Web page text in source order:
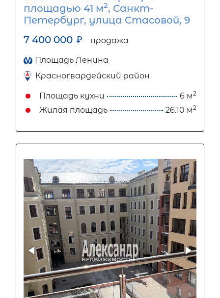
площадью 41 м2, Санкт-
Петербург, улица Стасовой, 9
7 400 000 ₽ продажа
Площадь Ленина
Красногвардейский район
Площадь кухни 6 м2
Жилая площадь 26.10 м2